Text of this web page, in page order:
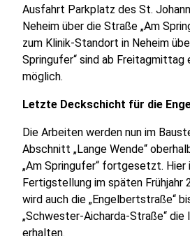
Ausfahrt Parkplatz des St.
Neheim über die Straße „Am
zum Klinik-Standort in Neheim
Springufer“ sind ab Freitagmittag
möglich.
Letzte Deckschicht für die
Die Arbeiten werden nun im
Abschnitt „Lange Wende“
„Am Springufer“ fortgesetzt. Hier
Fertigstellung im späten Frühjahr
wird auch die „Engelbertstraße“
„Schwester-Aicharda-Straße“
erhalten.